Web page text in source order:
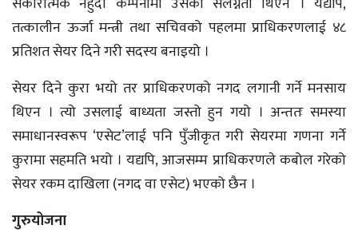
तत्कालीन ऊर्जा मन्त्री तथा सचिवको पहलमा प्राधिकरणलाई ४८
प्रतिशत सेयर दिने गरी सदस्य बनाइयो ।
सेयर दिने कुरा भयो तर प्राधिकरणको नगद लगानी गर्ने मनसाय
थिएन । त्यो उसलाई बाध्यता जस्तो हुन गयो । अन्ततः समस्या
समाधानस्वरूप ‘एसेट’लाई पनि पुँजीकृत गरी सेयरमा गणना गर्ने
कुरामा सहमति भयो । यद्यपि, आजसम्म प्राधिकरणले कबोल गरेको
सेयर रकम दाखिला (नगद वा एसेट) भएको छैन ।
गुरुयोजना